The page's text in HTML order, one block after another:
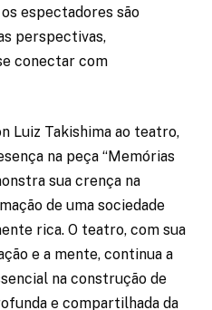
espectadores são
perspectivas,
conectar com
Luiz Takishima ao teatro,
na peça “Memórias
sua crença na
de uma sociedade
rica. O teatro, com sua
e a mente, continua a
na construção de
e compartilhada da